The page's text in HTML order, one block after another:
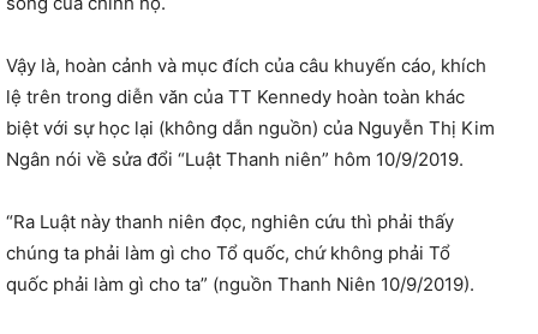
Vậy là, hoàn cảnh và mục đích của câu khuyến cáo, khích
lệ trên trong diễn văn của TT Kennedy hoàn toàn khác
biệt với sự học lại (không dẫn nguồn) của Nguyễn Thị Kim
Ngân nói về sửa đổi “Luật Thanh niên” hôm 10/9/2019.
“Ra Luật này thanh niên đọc, nghiên cứu thì phải thấy
chúng ta phải làm gì cho Tổ quốc, chứ không phải Tổ
quốc phải làm gì cho ta” (nguồn Thanh Niên 10/9/2019).